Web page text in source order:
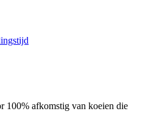
100% afkomstig van koeien die